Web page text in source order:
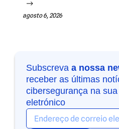
agosto 6, 2026
Subscreva a nossa
receber as últimas
cibersegurança na
eletrónico